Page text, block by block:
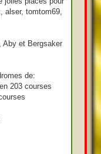
alser, tomtom69,
Aby et Bergsaker
de:
203 courses